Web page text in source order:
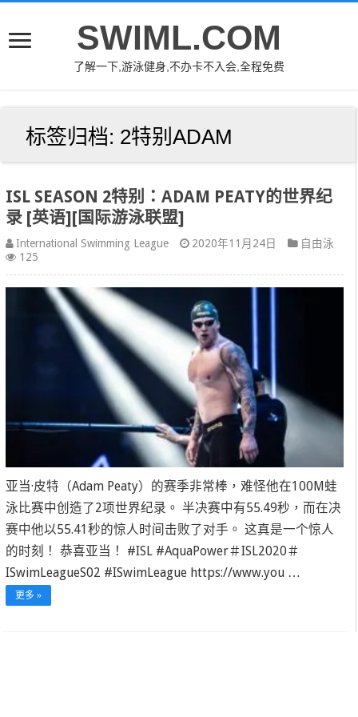
SWIML.COM
了解一下,游泳健身,不办卡不入会,全程免费
标签归档: 2特别ADAM
ISL SEASON 2特别：ADAM PEATY的世界纪
录 [英语][国际游泳联盟]
International Swimming League 2020年11月24日
自由泳
125
亚当·皮特（Adam Peaty）的赛季非常棒，难怪他在100M蛙
泳比赛中创造了2项世界纪录。 半决赛中有55.49秒，而在决
赛中他以55.41秒的惊人时间击败了对手。 这真是一个惊人
的时刻！ 恭喜亚当！ #ISL #AquaPower＃ISL2020＃
ISwimLeagueS02 #ISwimLeague https://www.you …
更多 »